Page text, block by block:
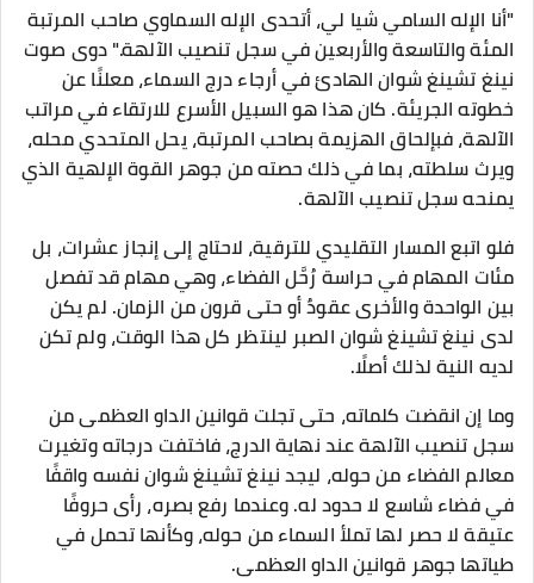
"أنا الإله السامي شيا لي، أتحدى الإله السماوي صاحب المرتبة
المئة والتاسعة والأربعين في سجل تنصيب الآلهة." دوى صوت
نينغ تشينغ شوان الهادئ في أرجاء درج السماء، معلنًا عن
خطوته الجريئة. كان هذا هو السبيل الأسرع للارتقاء في مراتب
الآلهة، فبإلحاق الهزيمة بصاحب المرتبة، يحل المتحدي محله،
ويرث سلطته، بما في ذلك حصته من جوهر القوة الإلهية الذي
يمنحه سجل تنصيب الآلهة.
فلو اتبع المسار التقليدي للترقية، لاحتاج إلى إنجاز عشرات، بل
مئات المهام في حراسة رُحَّل الفضاء، وهي مهام قد تفصل
بين الواحدة والأخرى عقودٌ أو حتى قرون من الزمان. لم يكن
لدى نينغ تشينغ شوان الصبر لينتظر كل هذا الوقت، ولم تكن
لديه النية لذلك أصلًا.
وما إن انقضت كلماته، حتى تجلت قوانين الداو العظمى من
سجل تنصيب الآلهة عند نهاية الدرج، فاختفت درجاته وتغيرت
معالم الفضاء من حوله، ليجد نينغ تشينغ شوان نفسه واقفًا
في فضاء شاسع لا حدود له. وعندما رفع بصره، رأى حروفًا
عتيقة لا حصر لها تملأ السماء من حوله، وكأنها تحمل في
طياتها جوهر قوانين الداو العظمى.